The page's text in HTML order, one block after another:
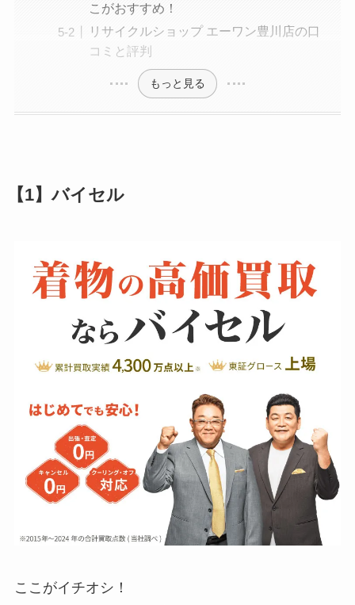
こがおすすめ！
リサイクルショップ エーワン豊川店の口
コミと評判
もっと見る
【1】バイセル
ここがイチオシ！